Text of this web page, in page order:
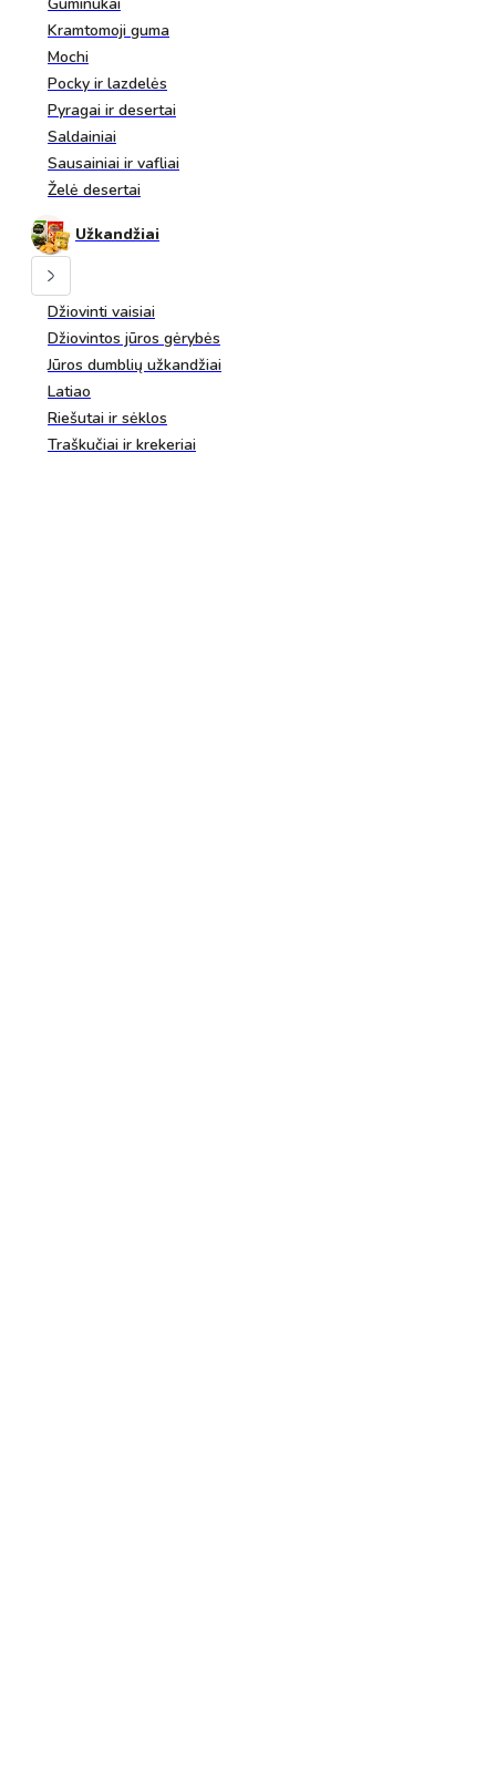
Kramtomoji guma
Mochi
Pocky ir lazdelės
Pyragai ir desertai
Saldainiai
Sausainiai ir vafliai
Želė desertai
Užkandžiai
Džiovinti vaisiai
Džiovintos jūros gėrybės
Jūros dumblių užkandžiai
Latiao
Riešutai ir sėklos
Traškučiai ir krekeriai